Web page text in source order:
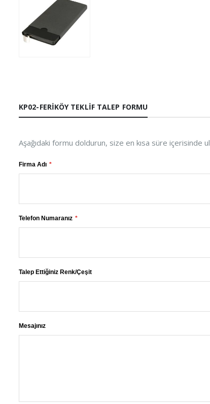
KP02-FERIKÖY TEKLIF TALEP FORMU
Aşağıdaki formu doldurun, size en kısa süre içerisinde
Firma Adı
Telefon Numaranız
Talep Ettiğiniz Renk/Çeşit
Mesajınız